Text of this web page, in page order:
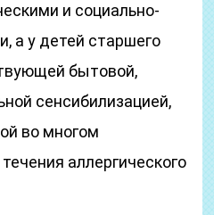
и социально-
а у детей старшего
бытовой,
сенсибилизацией,
во многом
аллергического